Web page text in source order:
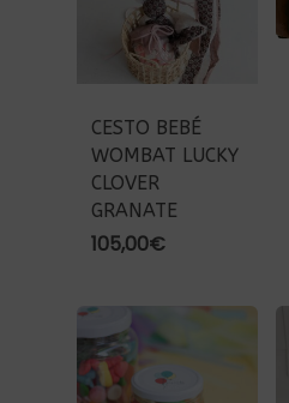
CESTO BEBÉ
WOMBAT LUCKY
CLOVER
GRANATE
105,00€